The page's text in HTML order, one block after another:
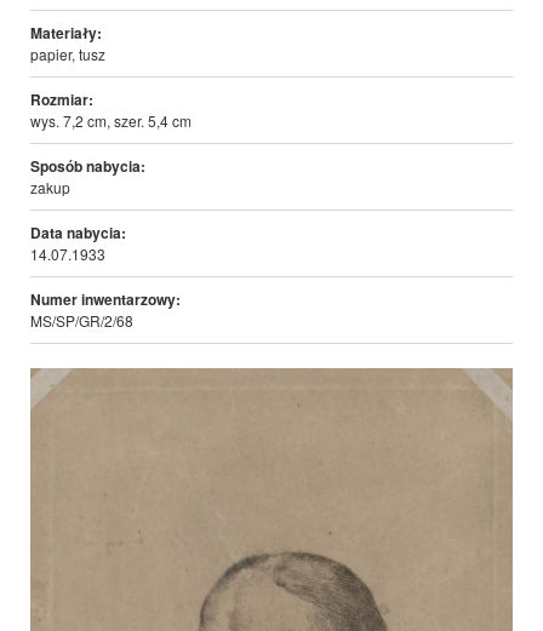
Materiały:
papier, tusz
Rozmiar:
wys. 7,2 cm, szer. 5,4 cm
Sposób nabycia:
zakup
Data nabycia:
14.07.1933
Numer inwentarzowy:
MS/SP/GR/2/68